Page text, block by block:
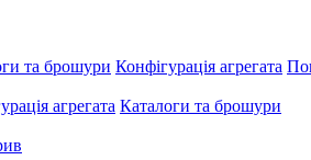
та брошури Конфігурація агрегата
агрегата Каталоги та брошури